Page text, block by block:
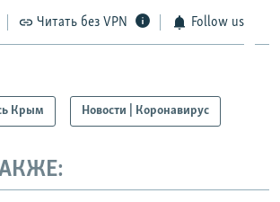
Читать без VPN Follow us
Крым Новости | Коронавирус